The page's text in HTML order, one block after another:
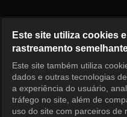
Este site utiliza cookies
rastreamento
Este site também utiliza
dados e outras tecnologias
a experiência do usuário,
tráfego no site, além de
uso do site com parceiros de